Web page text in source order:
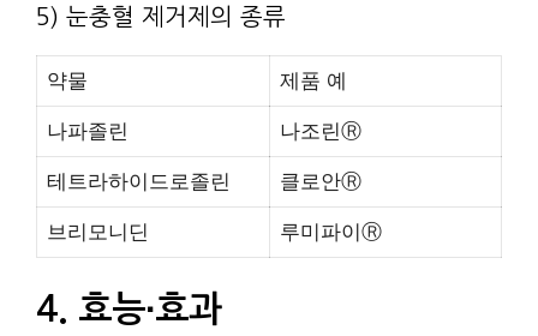
5) 눈충혈 제거제의 종류
약물 제품 예
나파졸린 나조린Ⓡ
테트라하이드로졸린 클로안Ⓡ
브리모니딘 루미파이Ⓡ
4. 효능∙효과